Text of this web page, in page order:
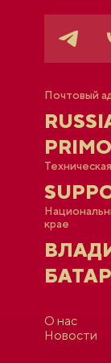
Почтовый
крае
О нас
Новости